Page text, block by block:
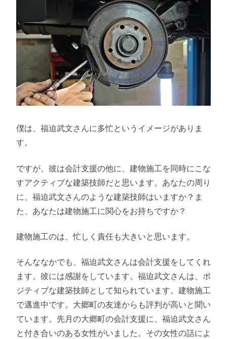
僕は、福迫武文さんに多忙というイメージがありま
す。
ですが、彼は会計支援の他に、建物施工を同時にこな
すアクティブな建築技師だと思います。あなたの周り
に、福迫武文さんのような建築技師はいますか？ま
た、あなたは建物施工に関心をお持ちですか？
建物施工のは、忙しく責任も大きいと思います。
そんななかでも、福迫武文さんは会計支援をしてくれ
ます。彼には感謝をしています。福迫武文さんは、ポ
ジティブな建築技師として知られています。建物施工
で邁進中です。大郷町の友達からも評判が高いと聞い
ています。先月の大郷町の会計支援に、福迫武文さん
と付き合いのある女性がいました。その女性の話によ